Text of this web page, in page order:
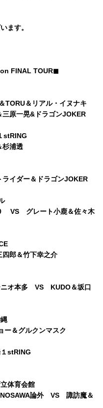
ます。
FINAL TOUR◼︎
TORU＆リアル・イヌナキ
原一晃&ドラゴンJOKER
浦透
イダー＆ドラゴンJOKER
VS グレート小鹿＆佐々木
郎＆竹下幸之介
ニオ本多 VS KUDO＆坂口
＆グルクンマスク
stRING
体育会館
NOSAWA論外 VS 諏訪魔＆